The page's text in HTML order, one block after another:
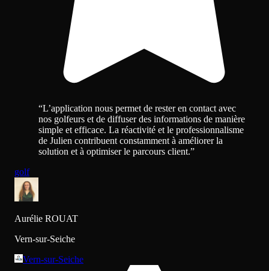
“L’application nous permet de rester en contact avec
nos golfeurs et de diffuser des informations de manière
simple et efficace. La réactivité et le professionnalisme
de Julien contribuent constamment à améliorer la
solution et à optimiser le parcours client.”
golf
Aurélie ROUAT
Vern-sur-Seiche
Vern-sur-Seiche